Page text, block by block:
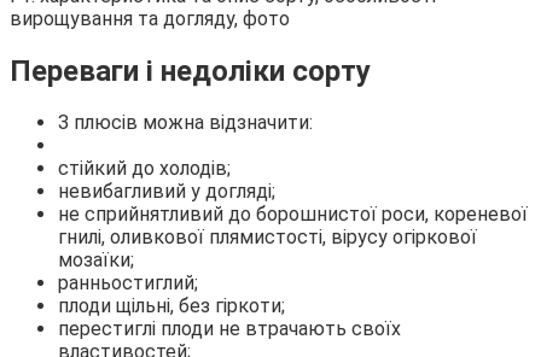
Переваги і недоліки сорту
З плюсів можна відзначити:
стійкий до холодів;
невибагливий у догляді;
не сприйнятливий до борошнистої роси, кореневої
гнилі, оливкової плямистості, вірусу огіркової
мозаїки;
ранньостиглий;
плоди щільні, без гіркоти;
перестиглі плоди не втрачають своїх
властивостей;